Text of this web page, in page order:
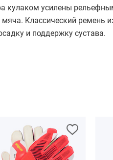
кулаком усилены
Классический ремень
и поддержку сустава.